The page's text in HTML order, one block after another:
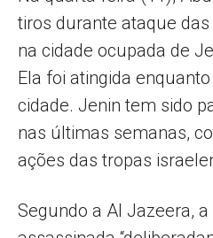
tiros durante ataque
na cidade ocupada de
Ela foi atingida
cidade. Jenin tem sido
nas últimas semanas,
ações das tropas
Segundo a Al Jazeera,